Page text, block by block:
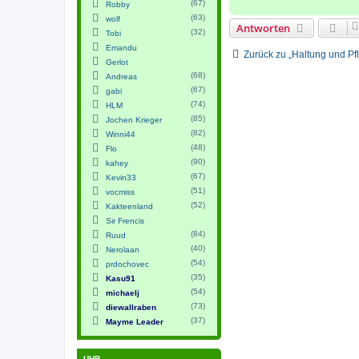
Antworten
Zurück zu „Haltung und
Robby
(67)
wolf
(63)
Tobi
(32)
Emandu
Gerlot
Andreas
(68)
gabi
(67)
HLM
(74)
Jochen Krieger
(85)
Winni44
(82)
Flo
(48)
kahey
(90)
Kevin33
(67)
vocmiss
(51)
Kakteenland
(52)
Sir Frencis
Ruud
(84)
Nerolaan
(40)
prdochovec
(54)
Kasu91
(35)
michaelj
(54)
diewallraben
(73)
Mayme Leader
(37)